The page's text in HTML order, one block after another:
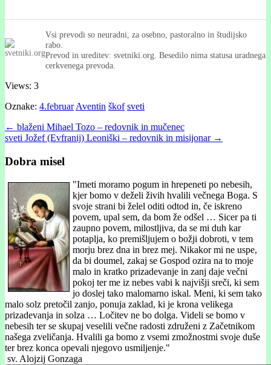
Vsi prevodi so neuradni, za osebno, pastoralno in študijsko
rabo.
Prevod in ureditev: svetniki.org. Besedilo nima statusa uradnega
cerkvenega prevoda.
Views: 3
Oznake: 4.februar Aventin škof sveti
Post
navigation
← blaženi Mihael Tozo – redovnik in mučenec
sveti Jožef (Evfranij) Leoniški – redovnik in misijonar →
Dobra misel
"Imeti moramo pogum in hrepeneti po nebesih,
kjer bomo v deželi živih hvalili večnega Boga. S
svoje strani bi želel oditi odtod in, če iskreno
povem, upal sem, da bom že odšel … Sicer pa ti
zaupno povem, milostljiva, da se mi duh kar
potaplja, ko premišljujem o božji dobroti, v tem
morju brez dna in brez mej. Nikakor mi ne uspe,
da bi doumel, zakaj se Gospod ozira na to moje
malo in kratko prizadevanje in zanj daje večni
pokoj ter me iz nebes vabi k najvišji sreči, ki sem
jo doslej tako malomarno iskal. Meni, ki sem tako
malo solz pretočil zanjo, ponuja zaklad, ki je krona velikega
prizadevanja in solza … Ločitev ne bo dolga. Videli se bomo v
nebesih ter se skupaj veselili večne radosti združeni z Začetnikom
našega zveličanja. Hvalili ga bomo z vsemi zmožnostmi svoje duše
ter brez konca opevali njegovo usmiljenje."
sv. Alojzij Gonzaga